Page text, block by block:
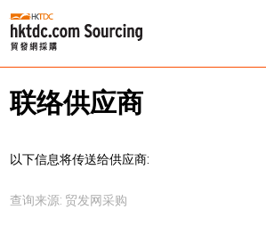
联络供应商
以下信息将传送给供应商:
查询来源: 贸发网采购